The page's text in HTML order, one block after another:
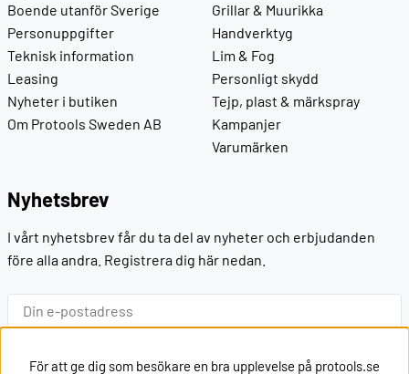
Boende utanför Sverige
Personuppgifter
Teknisk information
Leasing
Nyheter i butiken
Om Protools Sweden AB
Grillar & Muurikka
Handverktyg
Lim & Fog
Personligt skydd
Tejp, plast & märkspray
Kampanjer
Varumärken
Nyhetsbrev
I vårt nyhetsbrev får du ta del av nyheter och erbjudanden
före alla andra. Registrera dig här nedan.
Ok
För att ge dig som besökare en bra upplevelse på protools.se